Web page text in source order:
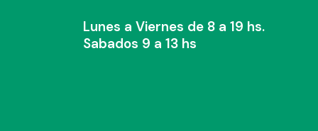
Lunes a Viernes de 8 a 19 hs.
Sabados 9 a 13 hs